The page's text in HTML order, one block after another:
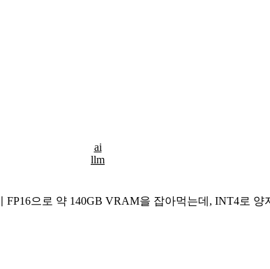
ai
llm
으로 약 140GB VRAM을 잡아먹는데, INT4로